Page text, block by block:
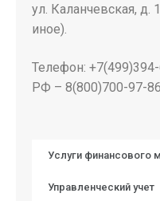
ул. Каланчевская, д.
иное).
Телефон:
РФ – 8(800)700-97-86
Услуги финансового
Управленческий учет